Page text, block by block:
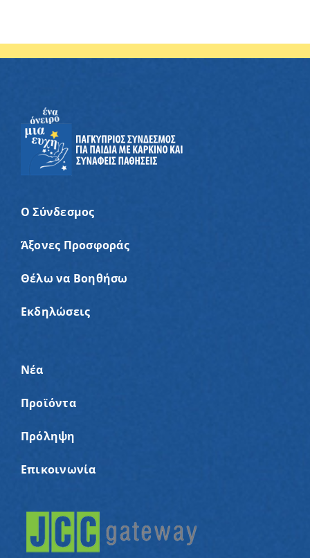
Ο Σύνδεσμος
Άξονες Προσφοράς
Θέλω να Βοηθήσω
Εκδηλώσεις
Νέα
Προϊόντα
Πρόληψη
Επικοινωνία